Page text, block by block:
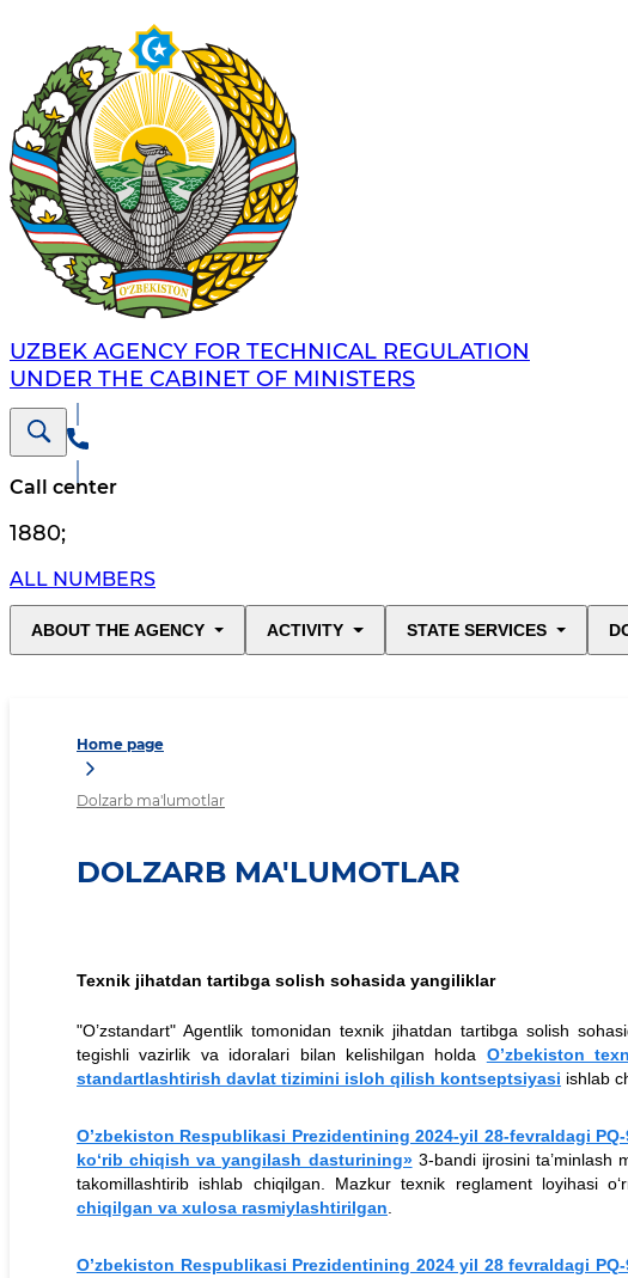
UZBEK AGENCY FOR TECHNICAL REGULATION
UNDER THE CABINET OF MINISTERS
Call center
1880;
ALL NUMBERS
ABOUT THE AGENCY ACTIVITY STATE SERVICES
Home page
Dolzarb ma'lumotlar
DOLZARB MA'LUMOTLAR
Texnik jihatdan tartibga solish sohasida yangiliklar
"O’zstandart" Agentlik tomonidan texnik jihatdan tartibga solish
tegishli vazirlik va idoralari bilan kelishilgan holda O’zbekiston
standartlashtirish davlat tizimini isloh qilish kontseptsiyasi ishlab
O’zbekiston Respublikasi Prezidentining 2024-yil 28-fevraldagi
ko‘rib chiqish va yangilash dasturining»3-bandi ijrosini ta’minlash
takomillashtirib ishlab chiqilgan. Mazkur texnik reglament loyihasi
chiqilgan va xulosa rasmiylashtirilgan.
O’zbekiston Respublikasi Prezidentining 2024 yil 28 fevraldagi